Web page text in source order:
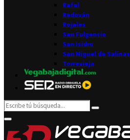
Rafal
Redován
Rojales
San Fulgencio
San Isidro
San Miguel de Salinas
Torrevieja
Search
for:
Search
Primary
Menu